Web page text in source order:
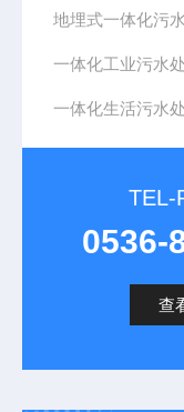
地埋式一体化污
一体化工业污水
一体化生活污水
TEL-
0536-
查